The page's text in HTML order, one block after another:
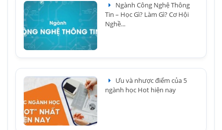
Ngành Công Nghệ Thông
Tin – Học Gì? Làm Gì? Cơ Hội
Nghề...
Ưu và nhược điểm của 5
ngành học Hot hiện nay